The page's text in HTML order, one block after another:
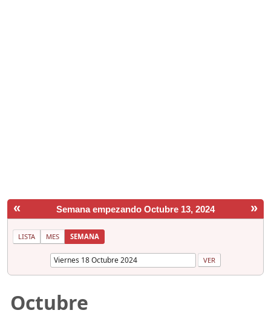
« »
Semana empezando Octubre 13, 2024
LISTA MES SEMANA
Octubre